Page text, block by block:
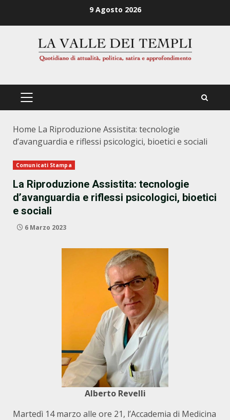
9 Agosto 2026
PRIMÄRES
Home La Riproduzione Assistita: tecnologie
d’avanguardia e riflessi psicologici, bioetici e sociali
Comunicati Stampa
La Riproduzione Assistita: tecnologie
d’avanguardia e riflessi psicologici, bioetici
e sociali
6 Marzo 2023
Alberto Revelli
Martedì 14 marzo alle ore 21, l’Accademia di Medicina